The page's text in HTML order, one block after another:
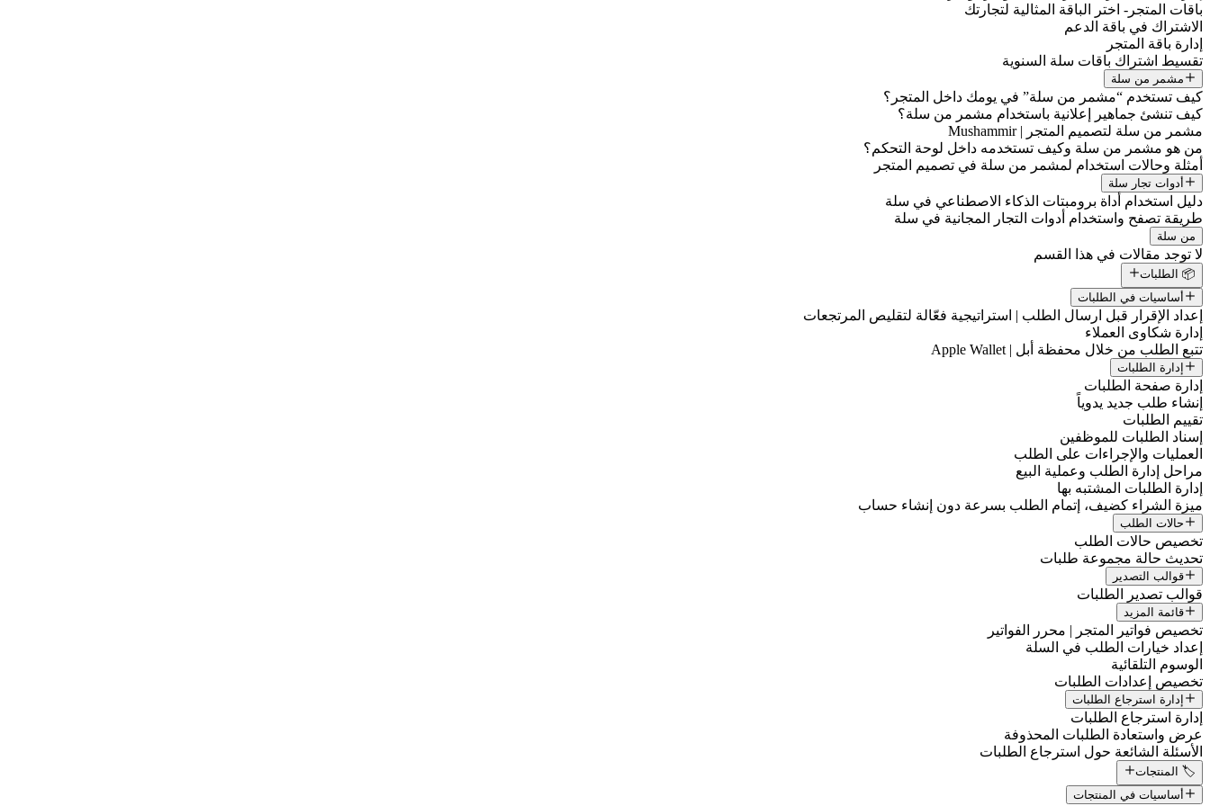
باقات المتجر- اختر الباقة المثالية لتجارتك
الاشتراك في باقة الدعم
إدارة باقة المتجر
تقسيط اشتراك باقات سلة السنوية
مشمر من سلة
كيف تستخدم “مشمر من سلة” في يومك داخل المتجر؟
كيف تنشئ جماهير إعلانية باستخدام مشمر من سلة؟
مشمر من سلة لتصميم المتجر | Mushammir
من هو مشمر من سلة وكيف تستخدمه داخل لوحة التحكم؟
أمثلة وحالات استخدام لمشمر من سلة في تصميم المتجر
أدوات تجار سلة
دليل استخدام أداة برومبتات الذكاء الاصطناعي في سلة
طريقة تصفح واستخدام أدوات التجار المجانية في سلة
من سلة
لا توجد مقالات في هذا القسم
📦 الطلبات
أساسيات في الطلبات
إعداد الإقرار قبل ارسال الطلب | استراتيجية فعّالة لتقليص المرتجعات
إدارة شكاوى العملاء
تتبع الطلب من خلال محفظة أبل | Apple Wallet
إدارة الطلبات
إدارة صفحة الطلبات
إنشاء طلب جديد يدوياً
تقييم الطلبات
إسناد الطلبات للموظفين
العمليات والإجراءات على الطلب
مراحل إدارة الطلب وعملية البيع
إدارة الطلبات المشتبه بها
ميزة الشراء كضيف، إتمام الطلب بسرعة دون إنشاء حساب
حالات الطلب
تخصيص حالات الطلب
تحديث حالة مجموعة طلبات
قوالب التصدير
قوالب تصدير الطلبات
قائمة المزيد
تخصيص فواتير المتجر | محرر الفواتير
إعداد خيارات الطلب في السلة
الوسوم التلقائية
تخصيص إعدادات الطلبات
إدارة استرجاع الطلبات
إدارة استرجاع الطلبات
عرض واستعادة الطلبات المحذوفة
الأسئلة الشائعة حول استرجاع الطلبات
🏷️ المنتجات
أساسيات في المنتجات